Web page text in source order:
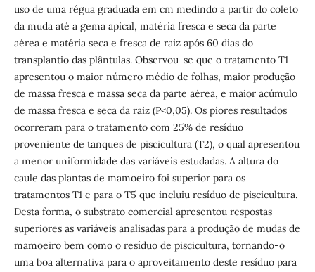
uso de uma régua graduada em cm medindo a partir do coleto
da muda até a gema apical, matéria fresca e seca da parte
aérea e matéria seca e fresca de raiz após 60 dias do
transplantio das plântulas. Observou-se que o tratamento T1
apresentou o maior número médio de folhas, maior produção
de massa fresca e massa seca da parte aérea, e maior acúmulo
de massa fresca e seca da raiz (P<0,05). Os piores resultados
ocorreram para o tratamento com 25% de resíduo
proveniente de tanques de piscicultura (T2), o qual apresentou
a menor uniformidade das variáveis estudadas. A altura do
caule das plantas de mamoeiro foi superior para os
tratamentos T1 e para o T5 que incluiu resíduo de piscicultura.
Desta forma, o substrato comercial apresentou respostas
superiores as variáveis analisadas para a produção de mudas de
mamoeiro bem como o resíduo de piscicultura, tornando-o
uma boa alternativa para o aproveitamento deste resíduo para